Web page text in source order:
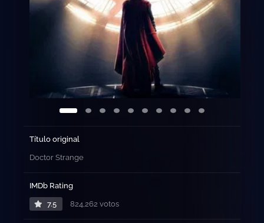
poderoso hechicero del momento. Algunas secuencias
o formas con luces parpadeantes pueden afectar a los
espectadores fotosensibles.
Título original
Doctor Strange
IMDb Rating
7.5 824,262 votos